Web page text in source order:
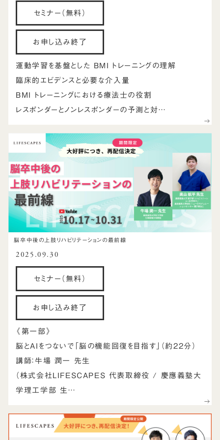
セミナー（無料）
お申し込み終了
運動学習を基盤とした BMI トレーニングの理解
臨床的エビデンスと必要な介入量
BMI トレーニングにおける療法士の役割
レスポンダーとノンレスポンダーの予測と対…
脳卒中後の上肢リハビリテーションの最前線
2025.09.30
セミナー（無料）
お申し込み終了
《第一部》
脳とAIをつないで「脳の機能回復を目指す」（約22分）
講師：牛場 潤一 先生
（株式会社LIFESCAPES 代表取締役 / 慶應義塾大
学理工学部 生…